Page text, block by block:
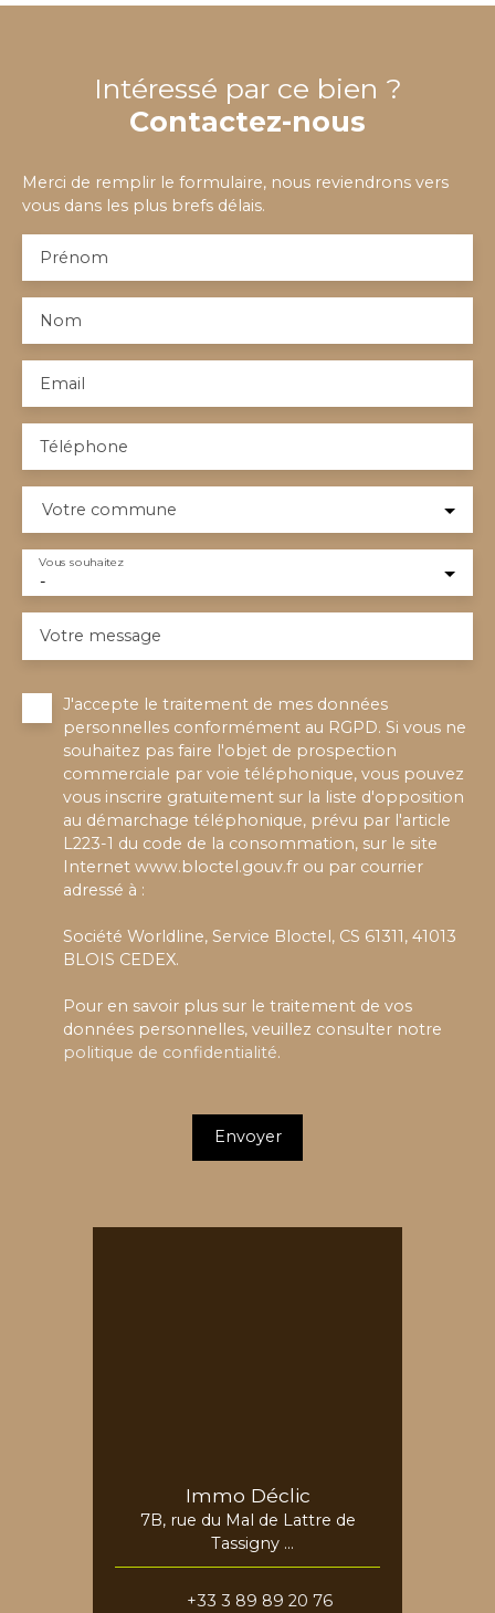
Intéressé par ce bien ?
Contactez-nous
Merci de remplir le formulaire, nous reviendrons vers
vous dans les plus brefs délais.
Prénom
Nom
Email
Téléphone
Votre commune
-
Vous souhaitez
Votre message
J'accepte le traitement de mes données
personnelles conformément au RGPD. Si vous ne
souhaitez pas faire l'objet de prospection
commerciale par voie téléphonique, vous pouvez
vous inscrire gratuitement sur la liste d'opposition
au démarchage téléphonique, prévu par l'article
L223-1 du code de la consommation, sur le site
Internet www.bloctel.gouv.fr ou par courrier
adressé à :
Société Worldline, Service Bloctel, CS 61311, 41013
BLOIS CEDEX.
Pour en savoir plus sur le traitement de vos
données personnelles, veuillez consulter notre
politique de confidentialité.
Envoyer
Immo Déclic
7B, rue du Mal de Lattre de
Tassigny
68730 Blotzheim
+33 3 89 89 20 76